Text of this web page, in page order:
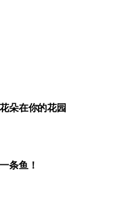
朵在你的花园
条鱼！